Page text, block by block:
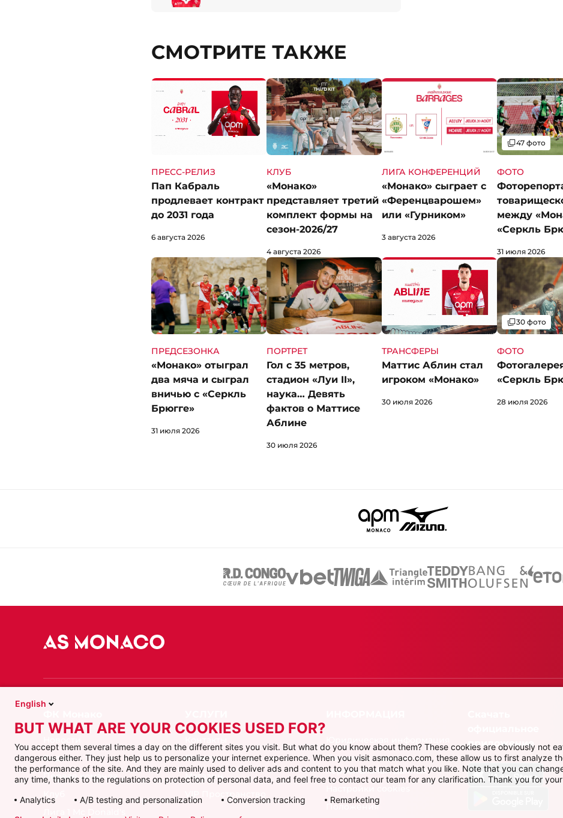
СМОТРИТЕ ТАКЖЕ
ПРЕСС-РЕЛИЗ
Пап Кабраль
продлевает контракт
до 2031 года
6 августа 2026
КЛУБ
«Монако»
представляет третий
комплект формы на
сезон-2026/27
4 августа 2026
ЛИГА КОНФЕРЕНЦИЙ
«Монако» сыграет с
«Ференцварошем»
или «Гурником»
3 августа 2026
ФОТО
между
«Серкль
Галерея
47 фото
31 июля 2026
ПРЕДСЕЗОНКА
«Монако» отыграл
два мяча и сыграл
вничью с «Серкль
Брюгге»
31 июля 2026
ПОРТРЕТ
Гол с 35 метров,
стадион «Луи II»,
наука… Девять
фактов о Маттисе
Аблине
30 июля 2026
ТРАНСФЕРЫ
Маттис Аблин стал
игроком «Монако»
30 июля 2026
ФОТО
«Серкль
Галерея
30 фото
28 июля 2026
Видео
Первая команда
Клуб
Билеты
Магазин
VIP Пространство
Политика защиты
персональных данных
Положения
приложение
English
BUT WHAT ARE YOUR COOKIES USED FOR?
You accept them several times a day on the different sites you visit. But what do you know about them? These cookies are obviously not
dangerous either. They just help us to personalize your internet experience. When you visit asmonaco.com, these allow us to first analyze
the performance of the site. And they are mainly used to deliver ads and content to you that match what you like. Note that you can
any time, thanks to the regulations on protection of personal data, and feel free to contact our team for any clarification. Thank you for
Analytics
A/B testing and personalization Conversion tracking Remarketing